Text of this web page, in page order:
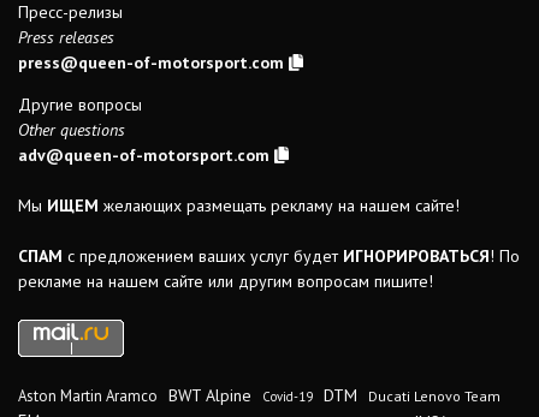
Пресс-релизы
Press releases
press@queen-of-motorsport.com
Другие вопросы
Other questions
adv@queen-of-motorsport.com
Мы ИЩЕМ желающих размещать рекламу на нашем сайте!
СПАМ с предложением ваших услуг будет ИГНОРИРОВАТЬСЯ! По
рекламе на нашем сайте или другим вопросам пишите!
Aston Martin Aramco BWT Alpine Covid-19 DTM Ducati Lenovo Team